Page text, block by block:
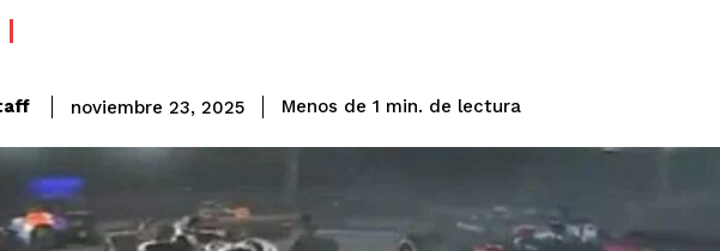
noviembre 23, 2025 Menos de 1 min. de lectura